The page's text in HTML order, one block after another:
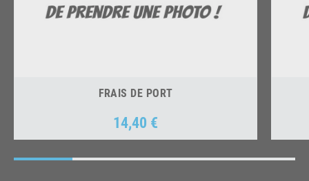
FRAIS DE PORT
Prix
14,40 €